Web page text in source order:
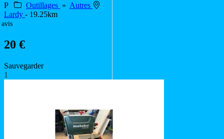
P Outillages » Autres
Lardy - 19.25km
avis
20 €
Sauvegarder
1